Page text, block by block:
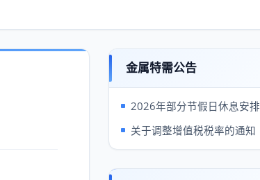
金属特需公告
2026年部分节假日休息安排
关于调整增值税税率的通知